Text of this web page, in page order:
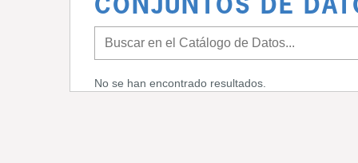
CONJUNTOS DE
No se han encontrado resultados.